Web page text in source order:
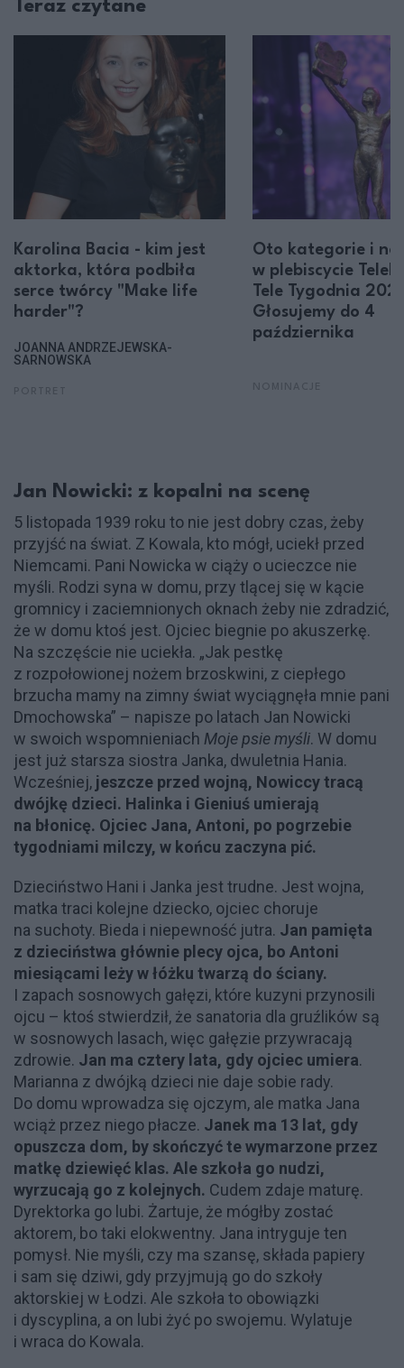
Teraz czytane
Karolina Bacia - kim jest
aktorka, która podbiła
serce twórcy "Make life
harder"?
JOANNA ANDRZEJEWSKA-
SARNOWSKA
Oto kategorie i
w plebiscycie
Tele Tygodnia
Głosujemy do 4
października
Jan Nowicki: z kopalni na scenę
5 listopada 1939 roku to nie jest dobry czas, żeby
przyjść na świat. Z Kowala, kto mógł, uciekł przed
Niemcami. Pani Nowicka w ciąży o ucieczce nie
myśli. Rodzi syna w domu, przy tlącej się w kącie
gromnicy i zaciemnionych oknach żeby nie zdradzić,
że w domu ktoś jest. Ojciec biegnie po akuszerkę.
Na szczęście nie uciekła. „Jak pestkę
z rozpołowionej nożem brzoskwini, z ciepłego
brzucha mamy na zimny świat wyciągnęła mnie pani
Dmochowska” – napisze po latach Jan Nowicki
w swoich wspomnieniach Moje psie myśli. W domu
jest już starsza siostra Janka, dwuletnia Hania.
Wcześniej, jeszcze przed wojną, Nowiccy tracą
dwójkę dzieci. Halinka i Gieniuś umierają
na błonicę. Ojciec Jana, Antoni, po pogrzebie
tygodniami milczy, w końcu zaczyna pić.
Dzieciństwo Hani i Janka jest trudne. Jest wojna,
matka traci kolejne dziecko, ojciec choruje
na suchoty. Bieda i niepewność jutra. Jan pamięta
z dzieciństwa głównie plecy ojca, bo Antoni
miesiącami leży w łóżku twarzą do ściany.
I zapach sosnowych gałęzi, które kuzyni przynosili
ojcu – ktoś stwierdził, że sanatoria dla gruźlików są
w sosnowych lasach, więc gałęzie przywracają
zdrowie. Jan ma cztery lata, gdy ojciec umiera.
Marianna z dwójką dzieci nie daje sobie rady.
Do domu wprowadza się ojczym, ale matka Jana
wciąż przez niego płacze. Janek ma 13 lat, gdy
opuszcza dom, by skończyć te wymarzone przez
matkę dziewięć klas. Ale szkoła go nudzi,
wyrzucają go z kolejnych. Cudem zdaje maturę.
Dyrektorka go lubi. Żartuje, że mógłby zostać
aktorem, bo taki elokwentny. Jana intryguje ten
pomysł. Nie myśli, czy ma szansę, składa papiery
i sam się dziwi, gdy przyjmują go do szkoły
aktorskiej w Łodzi. Ale szkoła to obowiązki
i dyscyplina, a on lubi żyć po swojemu. Wylatuje
i wraca do Kowala.